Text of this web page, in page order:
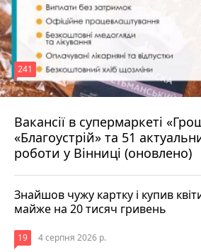
Вакансії в супермаркеті
«Благоустрій» та 51
роботи у Вінниці (оновлено)
241
4 серпня 2026 р.
Знайшов чужу картку і купив
майже на 20 тисяч гривень
19 4 серпня 2026 р.